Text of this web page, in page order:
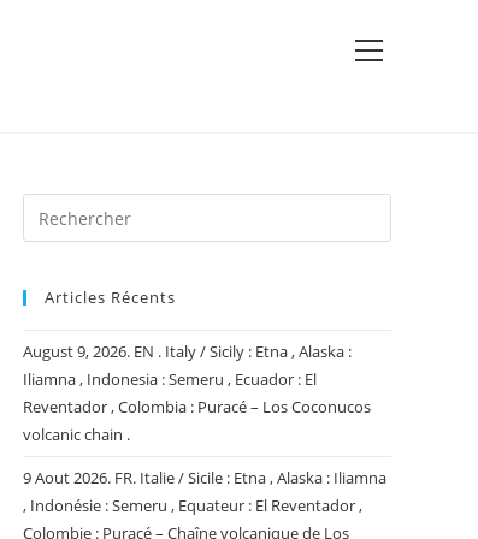
View
Articles Récents
August 9, 2026. EN . Italy / Sicily : Etna , Alaska :
Iliamna , Indonesia : Semeru , Ecuador : El
Reventador , Colombia : Puracé – Los Coconucos
volcanic chain .
9 Aout 2026. FR. Italie / Sicile : Etna , Alaska : Iliamna
, Indonésie : Semeru , Equateur : El Reventador ,
Colombie : Puracé – Chaîne volcanique de Los